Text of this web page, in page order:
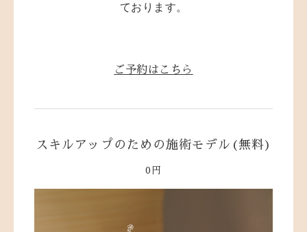
ております。
ご予約はこちら
スキルアップのための施術モデル(無料)
0円